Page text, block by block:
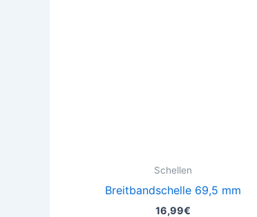
Schellen
Breitbandschelle 69,5 mm
16,99€